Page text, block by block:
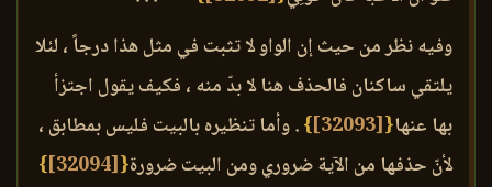
وفيه نظر من حيث إن الواو لا تثبت في مثل هذا درجاً ، لئلا
يلتقي ساكنان فالحذف هنا لا بدّ منه ، فكيف يقول اجتزأ
بها عنها{
[32093]
}. وأما تنظيره بالبيت فليس بمطابق ،
لأنّ حذفها من الآية ضروري ومن البيت ضرورة{
[32094]
}